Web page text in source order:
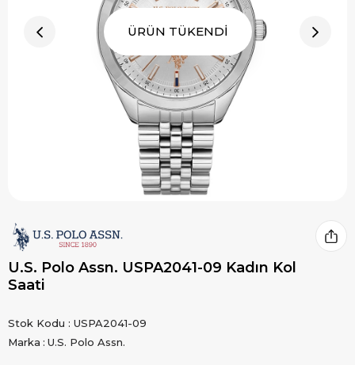
ÜRÜN TÜKENDİ
U.S. Polo Assn. USPA2041-09 Kadın Kol
Saati
Stok Kodu
USPA2041-09
Marka : U.S. Polo Assn.